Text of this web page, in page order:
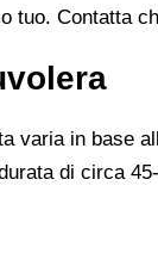
tuo. Contatta
varia in base
di circa